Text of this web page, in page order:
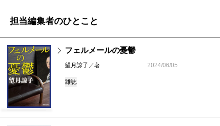
担当編集者のひとこと
フェルメールの憂鬱
望月諒子／著 2024/06/05
雑誌